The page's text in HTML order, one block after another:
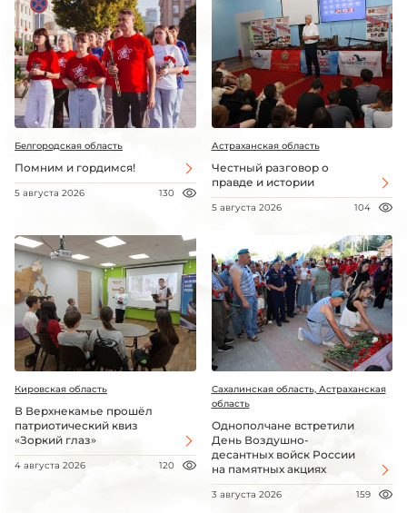
Белгородская область
Помним и гордимся!
5 августа 2026 130
Астраханская область
Честный разговор о
правде и истории
5 августа 2026 104
Кировская область
В Верхнекамье прошёл
патриотический квиз
«Зоркий глаз»
4 августа 2026 120
Сахалинская область, Астраханская
область
Однополчане встретили
День Воздушно-
десантных войск России
на памятных акциях
3 августа 2026 159